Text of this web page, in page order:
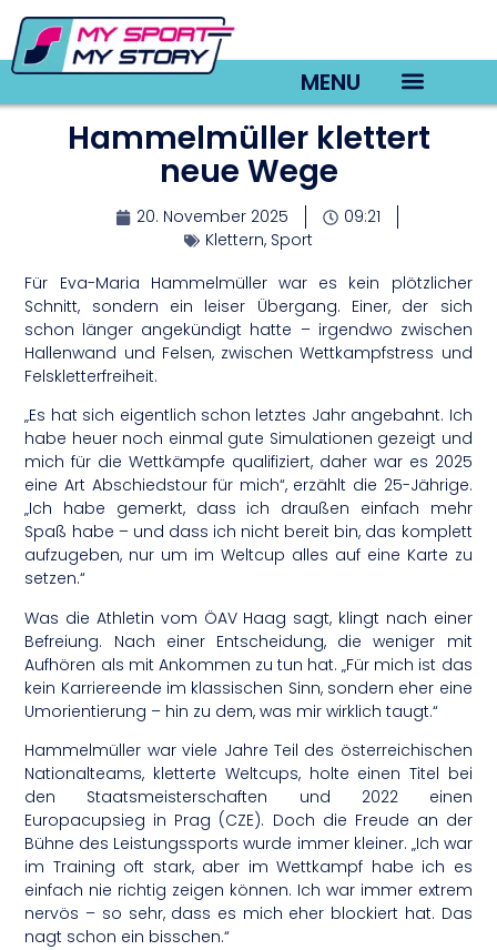
MENU
Hammelmüller klettert
neue Wege
20. November 2025
09:21
Klettern, Sport
Für Eva-Maria Hammelmüller war es kein plötzlicher
Schnitt, sondern ein leiser Übergang. Einer, der sich
schon länger angekündigt hatte – irgendwo zwischen
Hallenwand und Felsen, zwischen Wettkampfstress und
Felskletterfreiheit.
„Es hat sich eigentlich schon letztes Jahr angebahnt. Ich
habe heuer noch einmal gute Simulationen gezeigt und
mich für die Wettkämpfe qualifiziert, daher war es 2025
eine Art Abschiedstour für mich“, erzählt die 25-Jährige.
„Ich habe gemerkt, dass ich draußen einfach mehr
Spaß habe – und dass ich nicht bereit bin, das komplett
aufzugeben, nur um im Weltcup alles auf eine Karte zu
setzen.“
Was die Athletin vom ÖAV Haag sagt, klingt nach einer
Befreiung. Nach einer Entscheidung, die weniger mit
Aufhören als mit Ankommen zu tun hat. „Für mich ist das
kein Karriereende im klassischen Sinn, sondern eher eine
Umorientierung – hin zu dem, was mir wirklich taugt.“
Hammelmüller war viele Jahre Teil des österreichischen
Nationalteams, kletterte Weltcups, holte einen Titel bei
den Staatsmeisterschaften und 2022 einen
Europacupsieg in Prag (CZE). Doch die Freude an der
Bühne des Leistungssports wurde immer kleiner. „Ich war
im Training oft stark, aber im Wettkampf habe ich es
einfach nie richtig zeigen können. Ich war immer extrem
nervös – so sehr, dass es mich eher blockiert hat. Das
nagt schon ein bisschen.“